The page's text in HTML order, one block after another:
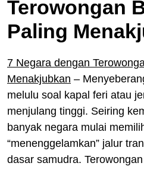
Terowongan
Paling
7 Negara dengan
Menakjubkan –
melulu soal kapal feri atau
menjulang tinggi. Seiring
banyak negara mulai
“menenggelamkan” jalur
dasar samudra.